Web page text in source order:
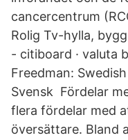
cancercentrum
Rolig Tv-hylla,
- citiboard · valuta
Freedman:
Svensk Fördelar
flera fördelar med
översättare. Bland